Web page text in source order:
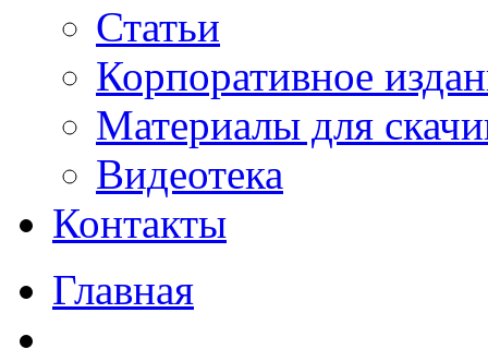
Статьи
Корпоративное
Материалы для
Видеотека
Контакты
Главная